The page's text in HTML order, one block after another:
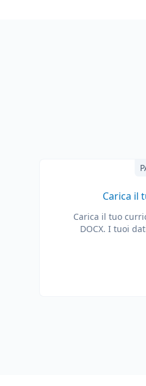
Carica il
Carica il tuo
DOCX. I tuoi